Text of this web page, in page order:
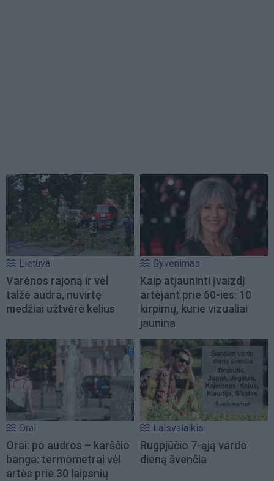
Lietuva
Varėnos rajoną ir vėl
talžė audra, nuvirtę
medžiai užtvėrė kelius
Gyvenimas
Kaip atjauninti įvaizdį
artėjant prie 60-ies: 10
kirpimų, kurie vizualiai
jaunina
Orai
Orai: po audros – karščio
banga: termometrai vėl
artės prie 30 laipsnių
Laisvalaikis
Rugpjūčio 7-ąją vardo
dieną švenčia